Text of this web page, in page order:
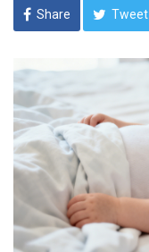
Share Tweet